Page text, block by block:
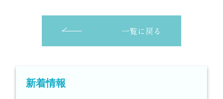
一覧に戻る
新着情報